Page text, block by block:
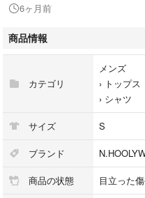
らデニムまで幅広いスタイリング
【N.HOOLYWOOD COMPILE /
テーラリングを軸に、現代的な
無駄を削ぎ落としたデザインで
navy / ネイビー
◆サイズ
6ヶ月前
商品情報
カテゴリ
メンズ
› トップス
› シャツ
サイズ S
ブランド
商品の状態 目立った